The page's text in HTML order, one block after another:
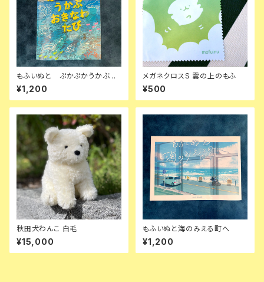
もふいぬと ぷかぷかうかぶ
おきなわたび
¥1,200
メガネクロスS 雲の上のもふ
¥500
秋田犬わんこ 白毛
¥15,000
もふいぬと海のみえる町へ
¥1,200